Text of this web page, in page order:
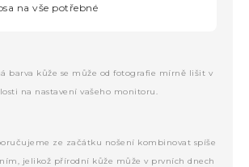
na vše potřebné
barva kůže se může od fotografie mírně lišit v
na nastavení vašeho monitoru.
ze začátku nošení kombinovat spíše
jelikož přírodní kůže může v prvních dnech